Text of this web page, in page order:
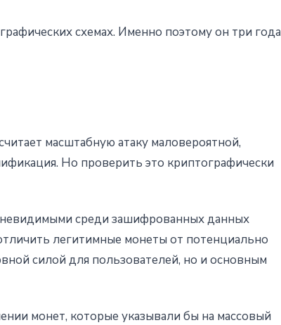
схемах. Именно поэтому он три года
масштабную атаку маловероятной,
Но проверить это криптографически
среди зашифрованных данных
легитимные монеты от потенциально
силой для пользователей, но и основным
монет, которые указывали бы на массовый